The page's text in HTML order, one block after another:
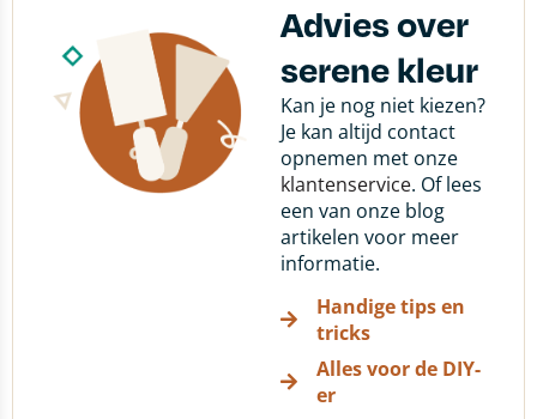
Advies over
serene kleur
Kan je nog niet kiezen?
Je kan altijd contact
opnemen met onze
klantenservice. Of lees
een van onze blog
artikelen voor meer
informatie.
Handige tips en
tricks
Alles voor de DIY-
er